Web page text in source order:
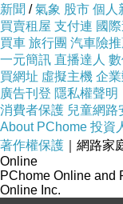
新聞 /氣象 股市 個人
買賣租屋 支付連 國
買車 旅行團 汽車險
一元簡訊 直播達人
買網址 虛擬主機 企
廣告刊登 隱私權聲明
消費者保護 兒童網路
About PChome 投資
著作權保護 ｜網路家
Online
PChome Online and
Online Inc.